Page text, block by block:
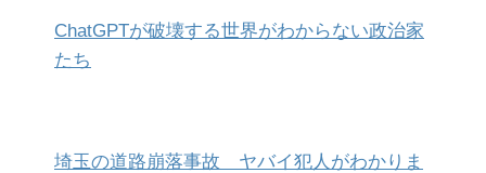
ChatGPTが破壊する世界がわからない政治家
たち
埼玉の道路崩落事故 ヤバイ犯人がわかりま